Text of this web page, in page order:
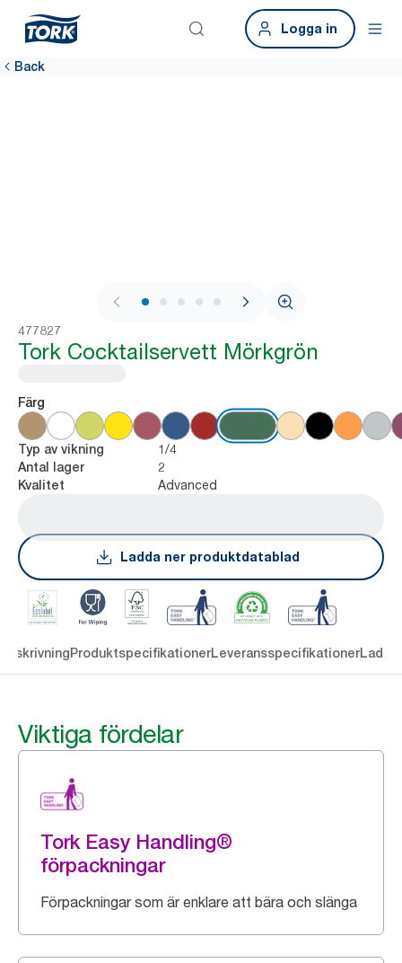
Logga in
Back
1 / 6
477827
Tork Cocktailservett Mörkgrön
Färg
Typ av vikning 1/4
Antal lager 2
Kvalitet Advanced
Ladda ner produktdatablad
ProduktspecifikationerLeveransspecifikationerLadda
Viktiga fördelar
Tork Easy Handling®
förpackningar
Förpackningar som är enklare att bära och slänga